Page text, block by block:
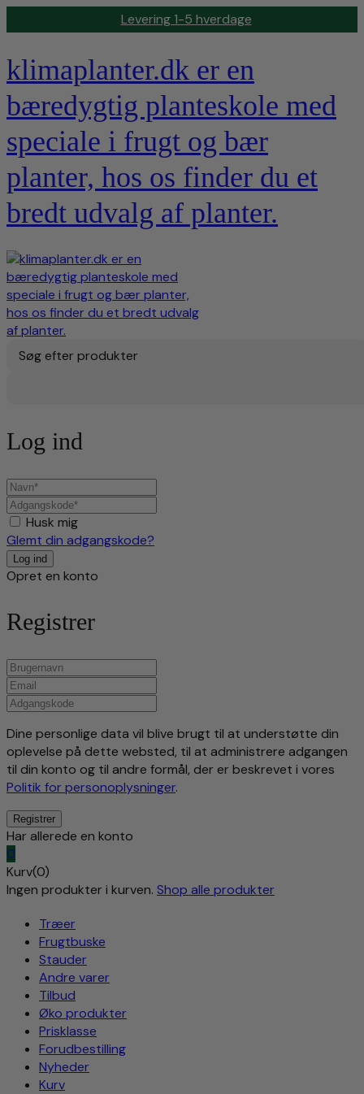
Levering 1-5 hverdage
klimaplanter.dk er en
bæredygtig planteskole med
speciale i frugt og bær
planter, hos os finder du et
bredt udvalg af planter.
Søg efter produkter
Log ind
Husk mig
Glemt din adgangskode?
Opret en konto
Registrer
Dine personlige data vil blive brugt til at understøtte din
oplevelse på dette websted, til at administrere adgangen
til din konto og til andre formål, der er beskrevet i vores
Politik for personoplysninger.
Har allerede en konto
0
Kurv(0)
Ingen produkter i kurven. Shop alle produkter
Træer
Frugtbuske
Stauder
Andre varer
Tilbud
Øko produkter
Prisklasse
Forudbestilling
Nyheder
Kurv